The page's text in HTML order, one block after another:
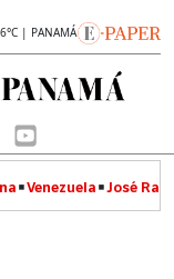
| PANAMÁ
Venezuela José